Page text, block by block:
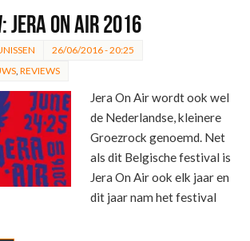
Jera On Air 2016
26/06/2016 - 20:25
, REVIEWS
Jera On Air wordt ook wel
de Nederlandse, kleinere
Groezrock genoemd. Net
als dit Belgische festival is
Jera On Air ook elk jaar en
dit jaar nam het festival